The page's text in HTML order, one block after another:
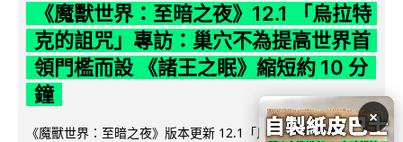
《魔獸世界：至暗之夜》12.1 「烏拉特
克的詛咒」專訪：巢穴不為提高世界首
領門檻而設 《諸王之眠》縮短約 10 分
鐘
《魔獸世界：至暗之夜》版本更新 12.1「烏拉特克的詛咒」將
×